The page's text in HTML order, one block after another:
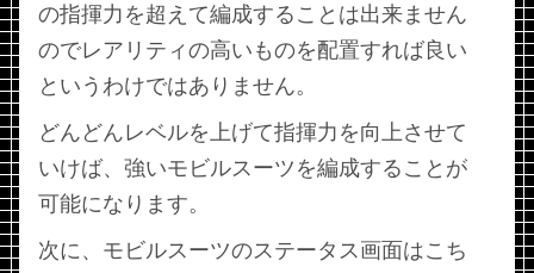
の指揮力を超えて編成することは出来ません
のでレアリティの高いものを配置すれば良い
というわけではありません。
どんどんレベルを上げて指揮力を向上させて
いけば、強いモビルスーツを編成することが
可能になります。
次に、モビルスーツのステータス画面はこち